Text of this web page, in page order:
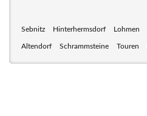
Sebnitz Hinterhermsdorf Lohmen
Altendorf Schrammsteine Touren